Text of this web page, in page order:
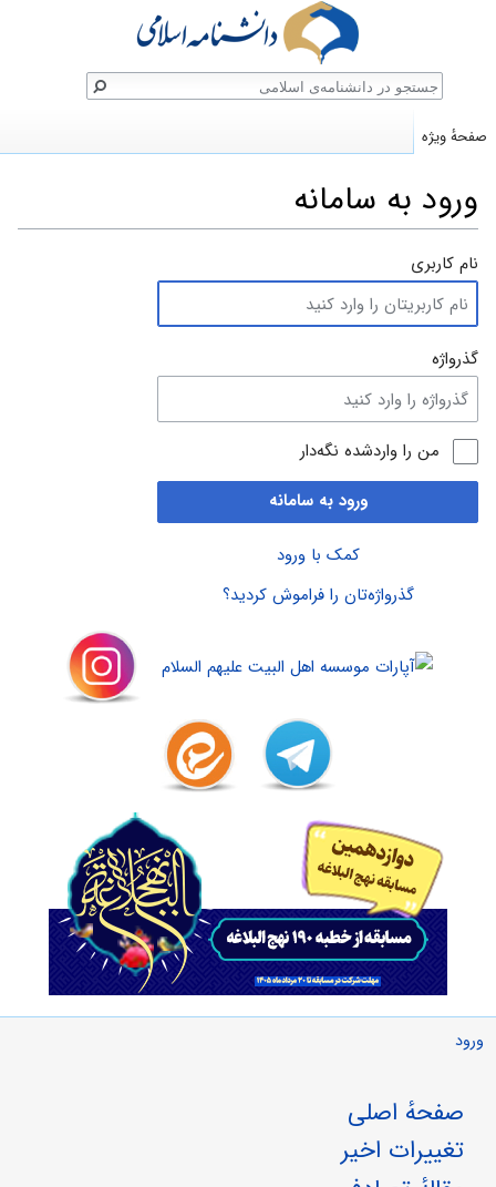
ورود به سامانه
پرش
ناوبری
پرش
جستجو
نام کاربری
گذرواژه
من را واردشده نگه‌دار
ورود به سامانه
کمک با ورود
گذرواژه‌تان را فراموش کردید؟
ورود
صفحهٔ ویژه
جستجو
صفحهٔ اصلی
تغییرات اخیر